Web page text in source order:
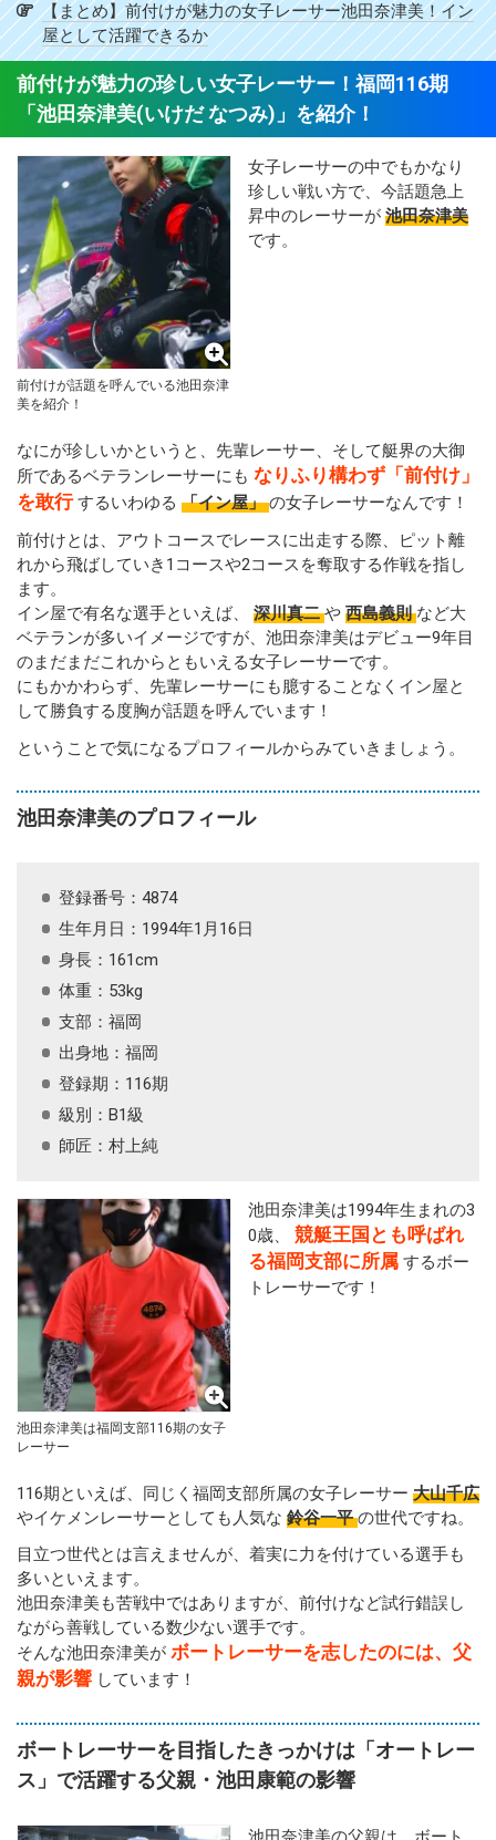
【まとめ】前付けが魅力の女子レーサー池田奈津美！イン
屋として活躍できるか
前付けが魅力の珍しい女子レーサー！福岡116期
「池田奈津美(いけだ なつみ)」を紹介！
前付けが話題を呼んでいる池田奈津
美を紹介！
女子レーサーの中でもかなり
珍しい戦い方で、今話題急上
昇中のレーサーが 池田奈津美
です。
なにが珍しいかというと、先輩レーサー、そして艇界の大御
所であるベテランレーサーにも なりふり構わず「前付け」
を敢行するいわゆる 「イン屋」の女子レーサーなんです！
前付けとは、アウトコースでレースに出走する際、ピット離
れから飛ばしていき1コースや2コースを奪取する作戦を指し
ます。
イン屋で有名な選手といえば、 深川真二や 西島義則など大
ベテランが多いイメージですが、池田奈津美はデビュー9年目
のまだまだこれからともいえる女子レーサーです。
にもかかわらず、先輩レーサーにも臆することなくイン屋と
して勝負する度胸が話題を呼んでいます！
ということで気になるプロフィールからみていきましょう。
池田奈津美のプロフィール
登録番号：4874
生年月日：1994年1月16日
身長：161cm
体重：53kg
支部：福岡
出身地：福岡
登録期：116期
級別：B1級
師匠：村上純
池田奈津美は福岡支部116期の女子
レーサー
池田奈津美は1994年生まれの3
0歳、 競艇王国とも呼ばれ
る福岡支部に所属 するボー
トレーサーです！
116期といえば、同じく福岡支部所属の女子レーサー 大山千広
やイケメンレーサーとしても人気な 鈴谷一平の世代ですね。
目立つ世代とは言えませんが、着実に力を付けている選手も
多いといえます。
池田奈津美も苦戦中ではありますが、前付けなど試行錯誤し
ながら善戦している数少ない選手です。
そんな池田奈津美が ボートレーサーを志したのには、父
親が影響 しています！
ボートレーサーを目指したきっかけは「オートレー
ス」で活躍する父親・池田康範の影響